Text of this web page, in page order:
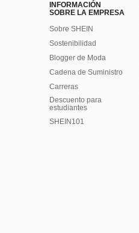
INFORMACIÓN
SOBRE LA EMPRESA
Sobre SHEIN
Sostenibilidad
Blogger de Moda
Cadena de Suministro
Carreras
Descuento para
estudiantes
SHEIN101